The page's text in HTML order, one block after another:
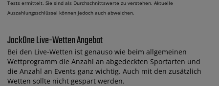
Tests ermittelt. Sie sind als Durchschnittswerte zu verstehen. Aktuelle
Auszahlungsschlüssel können jedoch auch abweichen.
JackOne Live-Wetten Angebot
Bei den Live-Wetten ist genauso wie beim allgemeinen
Wettprogramm die Anzahl an abgedeckten Sportarten und
die Anzahl an Events ganz wichtig. Auch mit den zusätzlich
Wetten sollte nicht gespart werden.